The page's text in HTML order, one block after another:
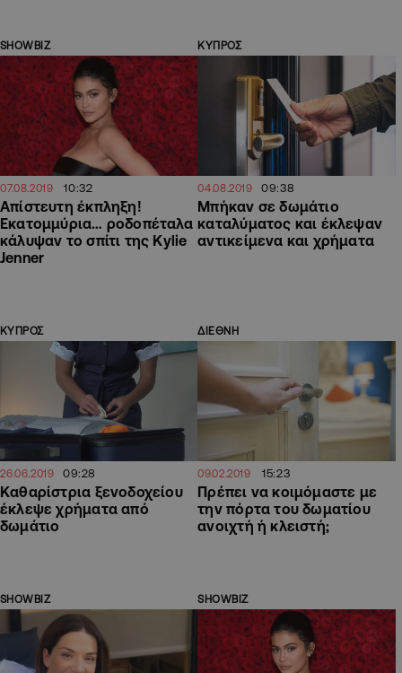
SHOWBIZ
07.08.2019 10:32
Απίστευτη έκπληξη!
Εκατομμύρια… ροδοπέταλα
κάλυψαν το σπίτι της Kylie
Jenner
ΚΥΠΡΟΣ
04.08.2019 09:38
Μπήκαν σε δωμάτιο
καταλύματος και έκλεψαν
αντικείμενα και χρήματα
ΚΥΠΡΟΣ
26.06.2019 09:28
Καθαρίστρια ξενοδοχείου
έκλεψε χρήματα από
δωμάτιο
ΔΙΕΘΝΗ
09.02.2019 15:23
Πρέπει να κοιμόμαστε με
την πόρτα του δωματίου
ανοιχτή ή κλειστή;
SHOWBIZ SHOWBIZ